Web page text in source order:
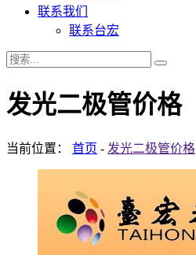
联系我们
联系台宏
发光二极管价格
当前位置： 首页 - 发光二极管价格